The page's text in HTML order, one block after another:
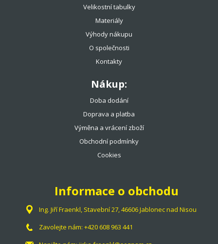
Velikostní tabulky
Materiály
Výhody nákupu
O společnosti
Kontakty
Nákup:
Doba dodání
Doprava a platba
Výměna a vrácení zboží
Obchodní podmínky
Cookies
Informace o obchodu
Ing. Jiří Fraenkl, Stavební 27, 46606 Jablonec nad Nisou
Zavolejte nám: +420 608 963 441